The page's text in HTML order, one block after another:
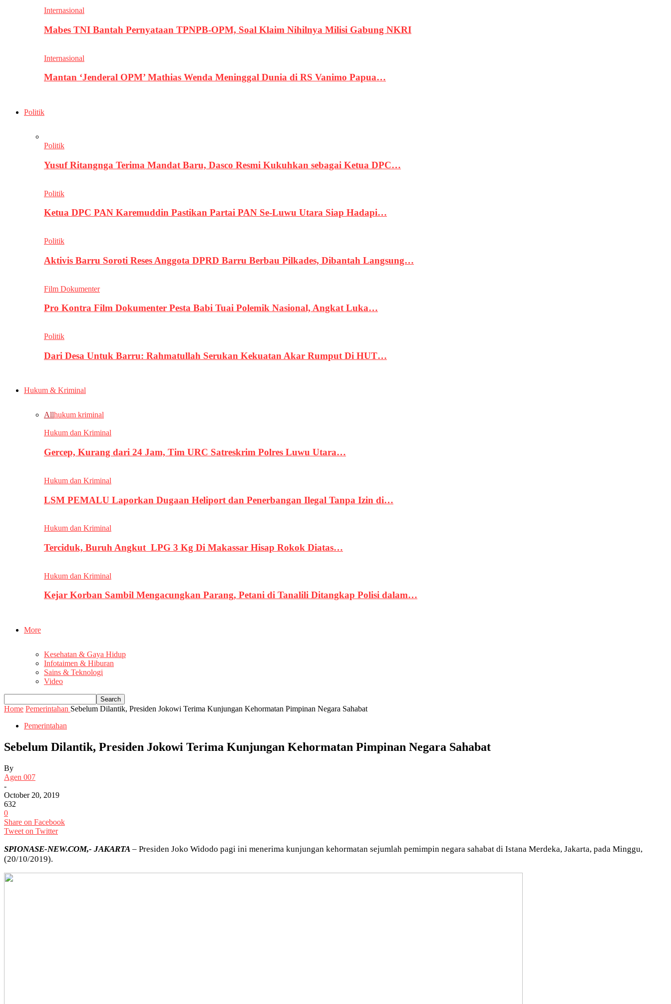
Internasional
Mabes TNI Bantah Pernyataan TPNPB-OPM, Soal Klaim Nihilnya Milisi Gabung NKRI
Internasional
Mantan ‘Jenderal OPM’ Mathias Wenda Meninggal Dunia di RS Vanimo Papua…
Politik
Politik
Yusuf Ritangnga Terima Mandat Baru, Dasco Resmi Kukuhkan sebagai Ketua DPC…
Politik
Ketua DPC PAN Karemuddin Pastikan Partai PAN Se-Luwu Utara Siap Hadapi…
Politik
Aktivis Barru Soroti Reses Anggota DPRD Barru Berbau Pilkades, Dibantah Langsung…
Film Dokumenter
Pro Kontra Film Dokumenter Pesta Babi Tuai Polemik Nasional, Angkat Luka…
Politik
Dari Desa Untuk Barru: Rahmatullah Serukan Kekuatan Akar Rumput Di HUT…
Hukum & Kriminal
Allhukum kriminal
Hukum dan Kriminal
Gercep, Kurang dari 24 Jam, Tim URC Satreskrim Polres Luwu Utara…
Hukum dan Kriminal
LSM PEMALU Laporkan Dugaan Heliport dan Penerbangan Ilegal Tanpa Izin di…
Hukum dan Kriminal
Terciduk, Buruh Angkut LPG 3 Kg Di Makassar Hisap Rokok Diatas…
Hukum dan Kriminal
Kejar Korban Sambil Mengacungkan Parang, Petani di Tanalili Ditangkap Polisi dalam…
More
Kesehatan & Gaya Hidup
Infotaimen & Hiburan
Sains & Teknologi
Video
Home Pemerintahan Sebelum Dilantik, Presiden Jokowi Terima Kunjungan Kehormatan Pimpinan Negara Sahabat
Pemerintahan
Sebelum Dilantik, Presiden Jokowi Terima Kunjungan Kehormatan Pimpinan Negara Sahabat
By
Agen 007
-
October 20, 2019
632
0
Share on Facebook
Tweet on Twitter
SPIONASE-NEW.COM,- JAKARTA – Presiden Joko Widodo pagi ini menerima kunjungan kehormatan sejumlah pemimpin negara sahabat di Istana Merdeka, Jakarta, pada Minggu,
(20/10/2019).